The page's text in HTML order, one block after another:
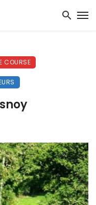
COURSE